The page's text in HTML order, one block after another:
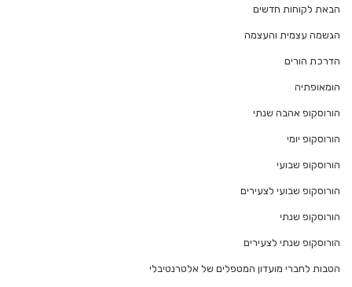
הבאת לקוחות חדשים
הגשמה עצמית והעצמה
הדרכת הורים
הומאופתיה
הורוסקופ אהבה שנתי
הורוסקופ יומי
הורוסקופ שבועי
הורוסקופ שבועי לצעירים
הורוסקופ שנתי
הורוסקופ שנתי לצעירים
הטבות לחברי מועדון המטפלים של אלטרנטיבלי